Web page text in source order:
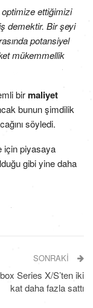
optimize ettiğimizi
demektir. Bir şeyi
potansiyel
mükemmellik
birmaliyet
bunun şimdilik
söyledi.
için piyasaya
gibi yine daha
SONRAKI
Series X/S’ten iki
kat daha fazla sattı